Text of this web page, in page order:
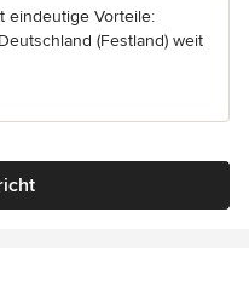
eindeutige Vorteile:
(Festland) weit